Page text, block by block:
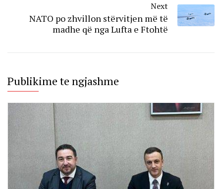
Next
NATO po zhvillon stërvitjen më të
madhe që nga Lufta e Ftohtë
Publikime te ngjashme